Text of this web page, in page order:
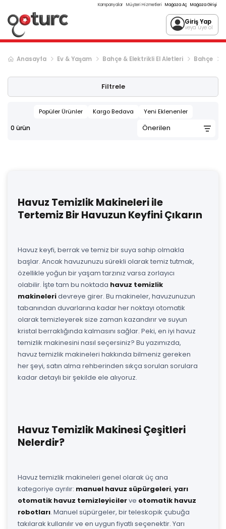
Kampanyalar Müşteri Hizmetleri Mağaza Aç Mağaza Girişi
Giriş Yap
veya üye ol
Anasayfa Ev & Yaşam Bahçe & Elektrikli El Aletleri Bahçe
Filtrele
Popüler Ürünler Kargo Bedava Yeni Eklenenler
0 ürün
Havuz Temizlik Makineleri ile
Tertemiz Bir Havuzun Keyfini Çıkarın
Havuz keyfi, berrak ve temiz bir suya sahip olmakla
başlar. Ancak havuzunuzu sürekli olarak temiz tutmak,
özellikle yoğun bir yaşam tarzınız varsa zorlayıcı
olabilir. İşte tam bu noktada havuz temizlik
makineleridevreye girer. Bu makineler, havuzunuzun
tabanından duvarlarına kadar her noktayı otomatik
olarak temizleyerek size zaman kazandırır ve suyun
kristal berraklığında kalmasını sağlar. Peki, en iyi havuz
temizlik makinesini nasıl seçersiniz? Bu yazımızda,
havuz temizlik makineleri hakkında bilmeniz gereken
her şeyi, satın alma rehberinden sıkça sorulan sorulara
kadar detaylı bir şekilde ele alıyoruz.
Havuz Temizlik Makinesi Çeşitleri
Nelerdir?
Havuz temizlik makineleri genel olarak üç ana
kategoriye ayrılır: manuel havuz süpürgeleri, yarı
otomatik havuz temizleyicilerve otomatik havuz
robotları. Manuel süpürgeler, bir teleskopik çubuğa
takılarak kullanılır ve en uygun fiyatlı seçenektir. Yarı